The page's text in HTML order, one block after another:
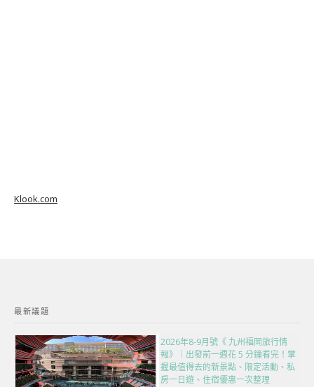
Klook.com
最新議題
2026年8-9月號《 九州福岡旅行情
報》｜出發前一週花 5 分鐘看完！掌
握最值得去的新景點、限定活動、私
房一日遊、住宿優惠一次整理